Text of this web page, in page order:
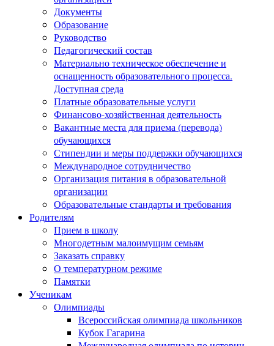
Документы
Образование
Руководство
Педагогический состав
Материально техническое обеспечение и
оснащенность образовательного процесса.
Доступная среда
Платные образовательные услуги
Финансово-хозяйственная деятельность
Вакантные места для приема (перевода)
обучающихся
Стипендии и меры поддержки обучающихся
Международное сотрудничество
Организация питания в образовательной
организации
Образовательные стандарты и требования
Родителям
Прием в школу
Многодетным малоимущим семьям
Заказать справку
О температурном режиме
Памятки
Ученикам
Олимпиады
Всероссийская олимпиада школьников
Кубок Гагарина